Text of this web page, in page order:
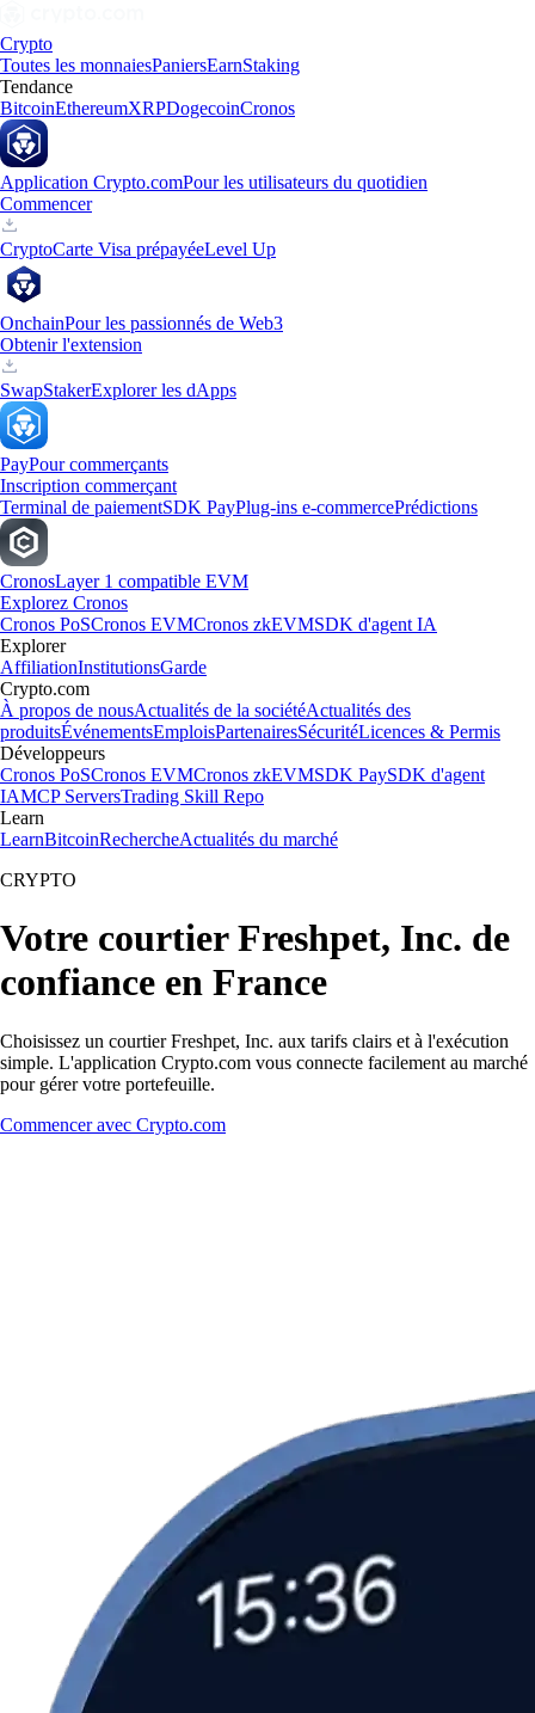
Crypto
Toutes les monnaiesPaniersEarnStaking
Tendance
BitcoinEthereumXRPDogecoinCronos
Application Crypto.comPour les utilisateurs du quotidien
Commencer
CryptoCarte Visa prépayéeLevel Up
OnchainPour les passionnés de Web3
Obtenir l'extension
SwapStakerExplorer les dApps
PayPour commerçants
Inscription commerçant
Terminal de paiementSDK PayPlug-ins e-commercePrédictions
CronosLayer 1 compatible EVM
Explorez Cronos
Cronos PoSCronos EVMCronos zkEVMSDK d'agent IA
Explorer
AffiliationInstitutionsGarde
Crypto.com
À propos de nousActualités de la sociétéActualités des
produitsÉvénementsEmploisPartenairesSécuritéLicences & Permis
Développeurs
Cronos PoSCronos EVMCronos zkEVMSDK PaySDK d'agent
IAMCP ServersTrading Skill Repo
Learn
LearnBitcoinRechercheActualités du marché
CRYPTO
Votre courtier Freshpet, Inc. de
confiance en France
Choisissez un courtier Freshpet, Inc. aux tarifs clairs et à l'exécution
simple. L'application Crypto.com vous connecte facilement au marché
pour gérer votre portefeuille.
Commencer avec Crypto.com